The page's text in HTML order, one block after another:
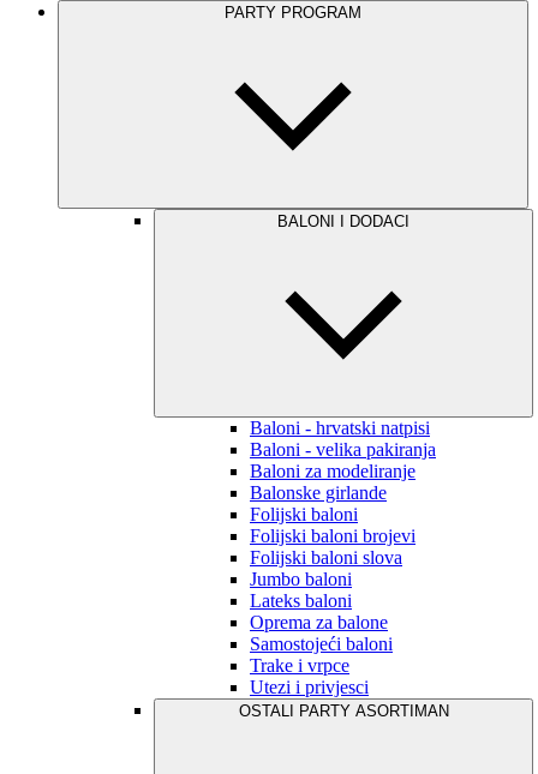
PARTY PROGRAM
BALONI I DODACI
Baloni - hrvatski natpisi
Baloni - velika pakiranja
Baloni za modeliranje
Balonske girlande
Folijski baloni
Folijski baloni brojevi
Folijski baloni slova
Jumbo baloni
Lateks baloni
Oprema za balone
Samostojeći baloni
Trake i vrpce
Utezi i privjesci
OSTALI PARTY ASORTIMAN